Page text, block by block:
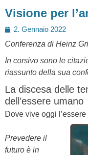
Visione per
Posted
on
2. Gennaio 2022
Conferenza di Heinz
In corsivo sono le
riassunto della sua
La discesa delle
dell’essere umano
Dove vive oggi
Prevedere il
futuro è in